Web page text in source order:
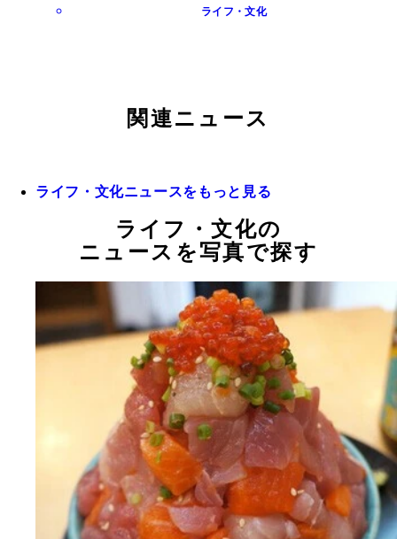
ライフ・文化
関連ニュース
ライフ・文化ニュースをもっと見る
ライフ・文化の
ニュースを写真で探す